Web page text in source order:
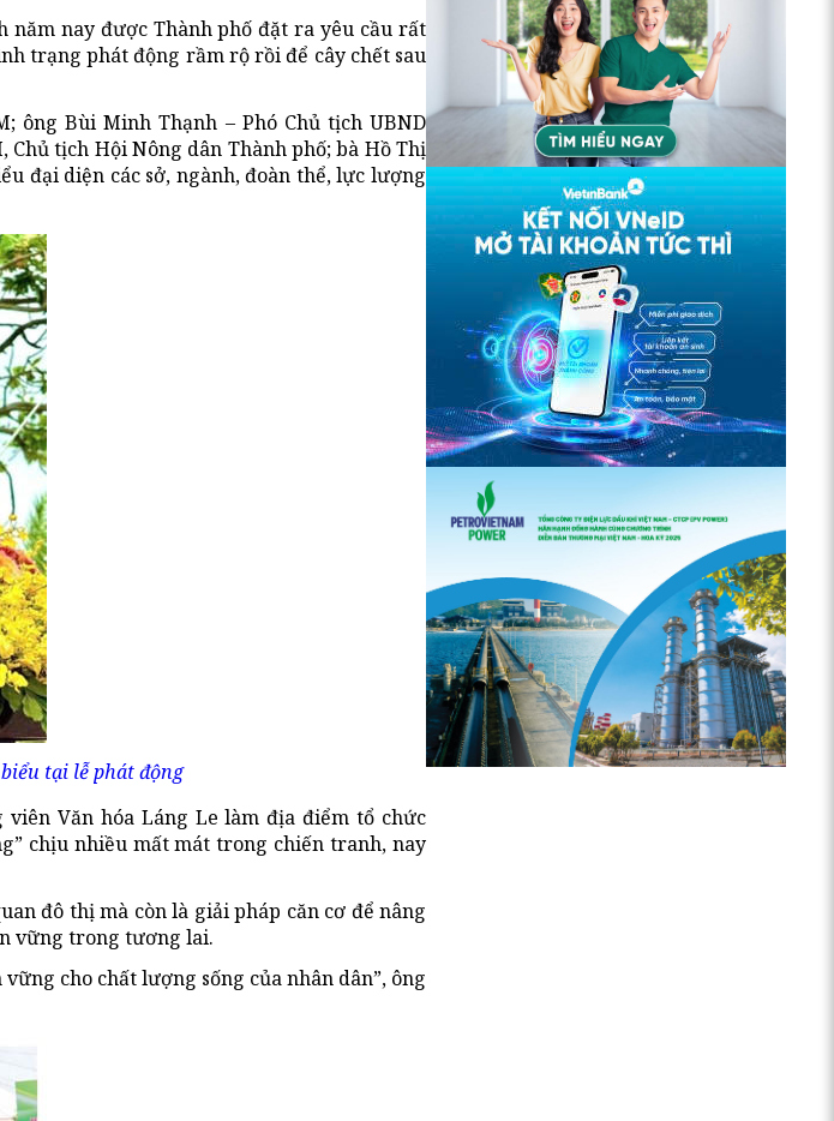
nay được Thành phố đặt ra yêu cầu rất
trạng phát động rầm rộ rồi để cây chết sau
ông Bùi Minh Thạnh – Phó Chủ tịch UBND
Chủ tịch Hội Nông dân Thành phố; bà Hồ Thị
đại diện các sở, ngành, đoàn thể, lực lượng
tại lễ phát động
Văn hóa Láng Le làm địa điểm tổ chức
chịu nhiều mất mát trong chiến tranh, nay
đô thị mà còn là giải pháp căn cơ để nâng
vững trong tương lai.
cho chất lượng sống của nhân dân”, ông